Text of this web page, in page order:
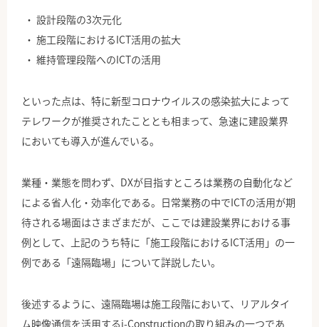
設計段階の3次元化
施工段階におけるICT活用の拡大
維持管理段階へのICTの活用
といった点は、特に新型コロナウイルスの感染拡大によって
テレワークが推奨されたこととも相まって、急速に建設業界
においても導入が進んでいる。
業種・業態を問わず、DXが目指すところは業務の自動化など
による省人化・効率化である。日常業務の中でICTの活用が期
待される場面はさまざまだが、ここでは建設業界における事
例として、上記のうち特に「施工段階におけるICT活用」の一
例である「遠隔臨場」について詳説したい。
後述するように、遠隔臨場は施工段階において、リアルタイ
ム映像通信を活用するi-Constructionの取り組みの一つであ